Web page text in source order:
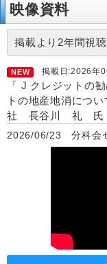
映像資料
掲載より2年間視
NEW 掲載日:2026年
「 J クレジットの
トの地産地消につ
社 長谷川 礼 氏
2026/06/23 分科会